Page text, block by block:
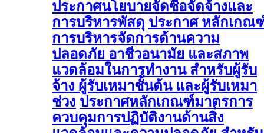
ประกาศนโยบายจัดซื้อจัดจ้างและ
การบริหารพัสดุ ประกาศ หลักเกณ
การบริหารจัดการด้านความ
ปลอดภัย อาชีวอนามัย และสภาพ
แวดล้อมในการทำงาน สำหรับผู้รับ
จ้าง ผู้รับเหมาชั้นต้น และผู้รับเหมา
ช่วง ประกาศหลักเกณฑ์มาตรการ
ควบคุมการปฏิบัติงานด้านสิ่ง